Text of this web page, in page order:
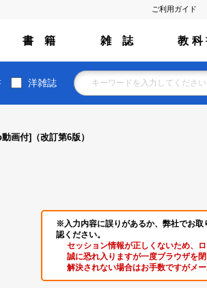
ご利用ガイド
書 籍 雑 誌 教 科
洋雑誌
画付]（改訂第6版）
※入力内容に誤りがあるか、弊社でお取
認ください。
セッション情報が正しくないため、
誠に恐れ入りますが一度ブラウザを
解決されない場合はお手数ですがメ